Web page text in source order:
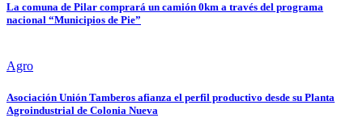
La comuna de Pilar comprará un camión 0km a través del programa
nacional “Municipios de Pie”
Agro
Asociación Unión Tamberos afianza el perfil productivo desde su Planta
Agroindustrial de Colonia Nueva